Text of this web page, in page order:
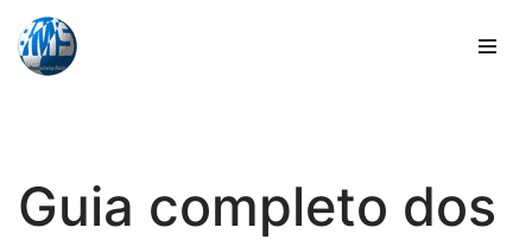
Saltar
Guia completo dos